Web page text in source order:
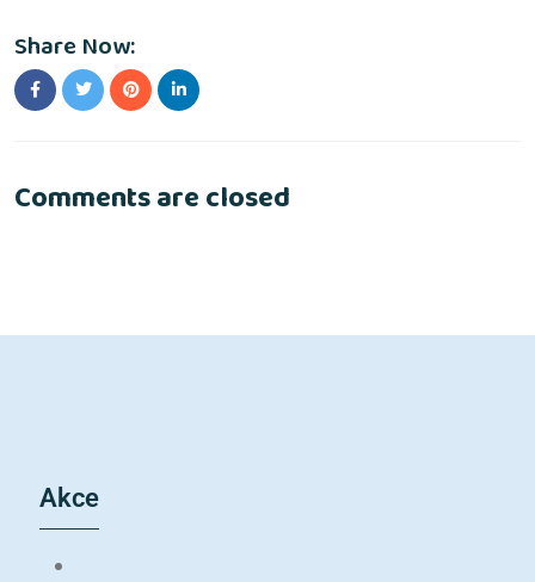
Share Now:
Comments are closed
Akce